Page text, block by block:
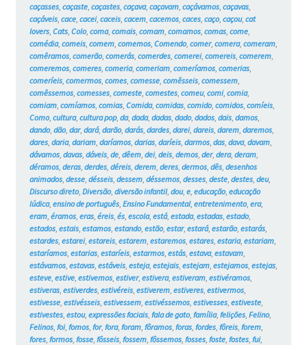
caçasses, caçaste, caçastes, caçava, caçavam, caçávamos, caçavas,
caçáveis, cace, cacei, caceis, cacem, cacemos, caces, caço, caçou, cat
lovers, Cats, Colo, coma, comais, comam, comamos, comas, come,
comédia, comeis, comem, comemos, Comendo, comer, comera, comeram,
comêramos, comerão, comerás, comerdes, comerei, comereis, comerem,
comeremos, comeres, comeria, comeriam, comeríamos, comerias,
comeríeis, comermos, comes, comesse, comêsseis, comessem,
comêssemos, comesses, comeste, comestes, comeu, comi, comia,
comiam, comíamos, comias, Comida, comidas, comido, comidos, comíeis,
Como, cultura, cultura pop, da, dada, dadas, dado, dados, dais, damos,
dando, dão, dar, dará, darão, darás, dardes, darei, dareis, darem, daremos,
dares, daria, dariam, daríamos, darias, daríeis, darmos, das, dava, davam,
dávamos, davas, dáveis, de, dêem, dei, deis, demos, der, dera, deram,
déramos, deras, derdes, déreis, derem, deres, dermos, dês, desenhos
animados, desse, désseis, dessem, déssemos, desses, deste, destes, deu,
Discurso direto, Diversão, diversão infantil, dou, e, educação, educação
lúdica, ensino de português, Ensino Fundamental, entretenimento, era,
eram, éramos, eras, éreis, és, escola, está, estada, estadas, estado,
estados, estais, estamos, estando, estão, estar, estará, estarão, estarás,
estardes, estarei, estareis, estarem, estaremos, estares, estaria, estariam,
estaríamos, estarias, estaríeis, estarmos, estás, estava, estavam,
estávamos, estavas, estáveis, esteja, estejais, estejam, estejamos, estejas,
esteve, estive, estivemos, estiver, estivera, estiveram, estivéramos,
estiveras, estiverdes, estivéreis, estiverem, estiveres, estivermos,
estivesse, estivésseis, estivessem, estivéssemos, estivesses, estiveste,
estivestes, estou, expressões faciais, fala de gato, família, felições, Felino,
Felinos, foi, fomos, for, fora, foram, fôramos, foras, fordes, fôreis, forem,
fores, formos, fosse, fôsseis, fossem, fôssemos, fosses, foste, fostes, fui,